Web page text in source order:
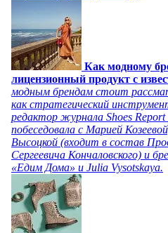
Как модному
лицензионный продукт с
модным брендам стоит
как стратегический
редактор журнала Shoes
побеседовала с Марией
Высоцкой (входит в состав
Сергеевича Кончаловского) и
«Едим Дома» и Julia Vysotskaya.